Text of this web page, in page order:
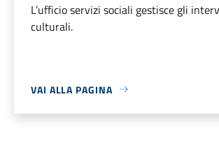
L’ufficio servizi sociali gestisce gli
culturali.
VAI ALLA PAGINA